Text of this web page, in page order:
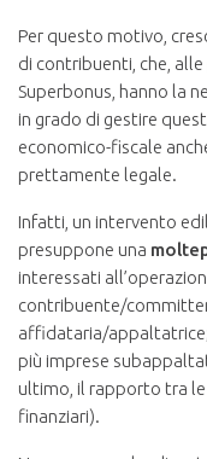
Per questo motivo,
di contribuenti, che,
Superbonus, hanno la
in grado di gestire
economico-fiscale
prettamente legale.
Infatti, un intervento
presuppone una
interessati
contribuente/
affidataria/
più imprese
ultimo, il rapporto tra
finanziari).